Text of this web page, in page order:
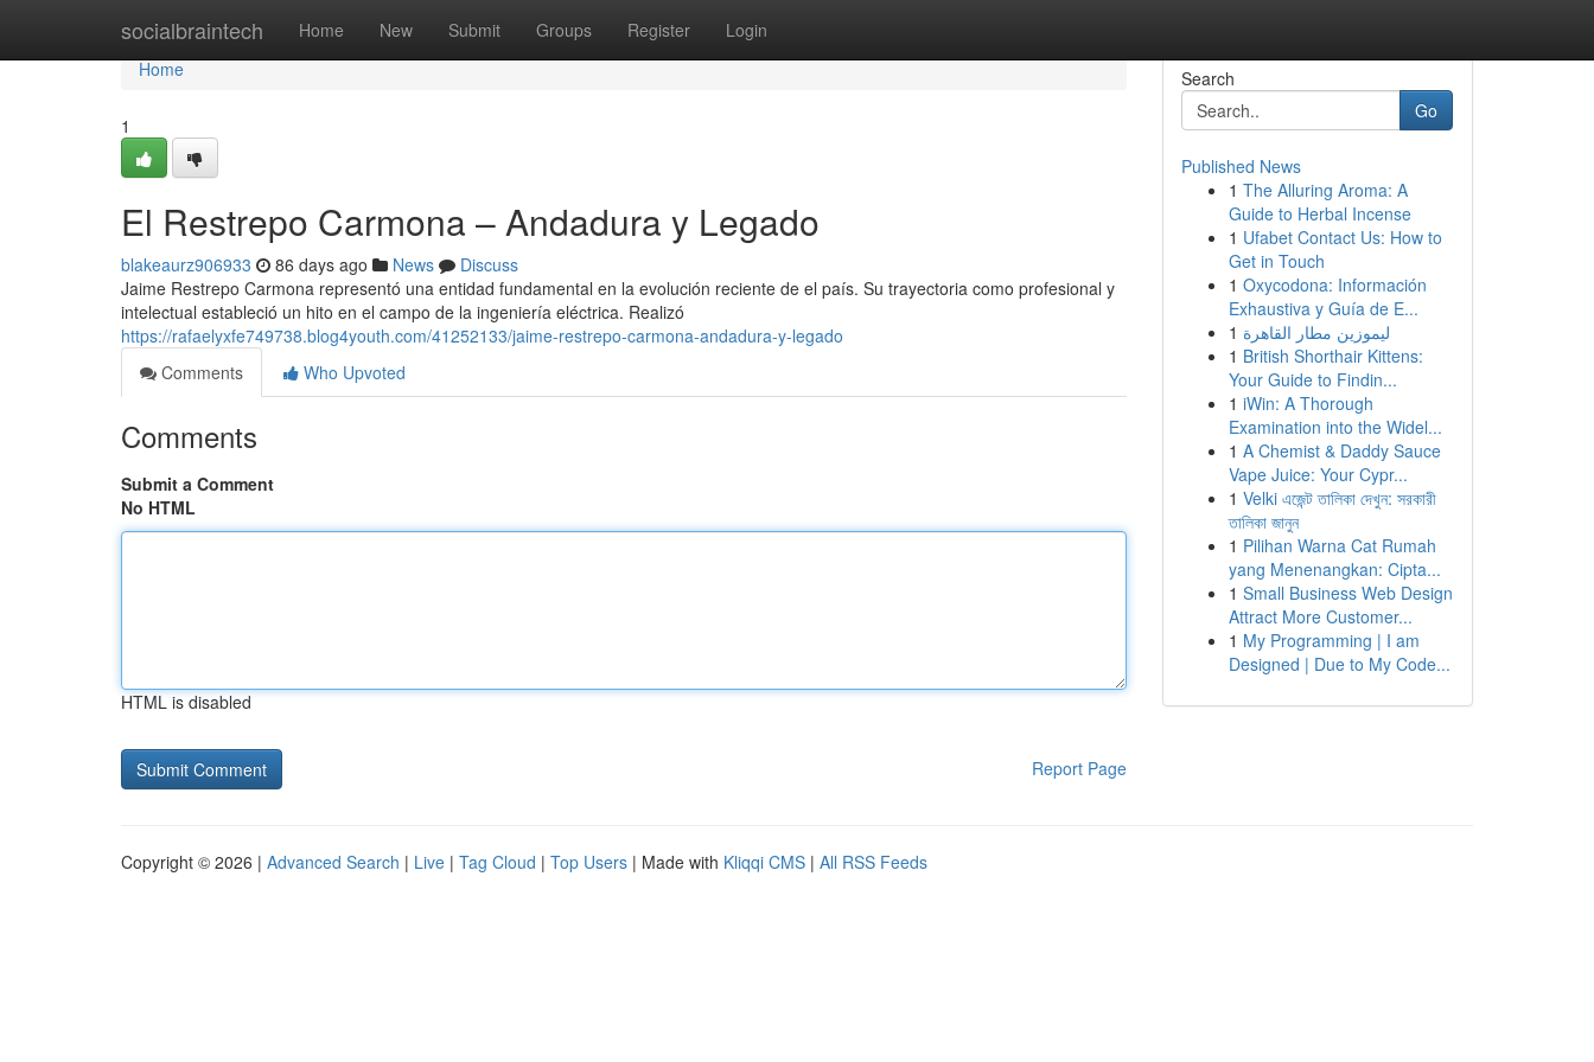
socialbraintech Home New Submit Groups Register Login
Home
Home
1
El Restrepo Carmona – Andadura y Legado
blakeaurz906933 86 days ago News
Discuss
Jaime Restrepo Carmona representó una entidad fundamental en la evolución reciente de el país. Su trayectoria como profesional y
intelectual estableció un hito en el campo de la ingeniería eléctrica. Realizó
https://rafaelyxfe749738.blog4youth.com/41252133/jaime-restrepo-carmona-andadura-y-legado
Comments
Who Upvoted
Comments
Submit a Comment
No HTML
HTML is disabled
Report Page
Search
Go
Published News
1 The Alluring Aroma: A
Guide to Herbal Incense
1 Ufabet Contact Us: How to
Get in Touch
1 Oxycodona: Información
Exhaustiva y Guía de E...
1 ليموزين مطار القاهرة
1 British Shorthair Kittens:
Your Guide to Findin...
1 iWin: A Thorough
Examination into the Widel...
1 A Chemist & Daddy Sauce
Vape Juice: Your Cypr...
1 Velki এজেন্ট তালিকা দেখুন: সরকারী
তালিকা জানুন
1 Pilihan Warna Cat Rumah
yang Menenangkan: Cipta...
1 Small Business Web Design
Attract More Customer...
1 My Programming | I am
Designed | Due to My Code...
Copyright © 2026 | Advanced Search | Live | Tag Cloud | Top Users | Made with Kliqqi CMS | All RSS Feeds